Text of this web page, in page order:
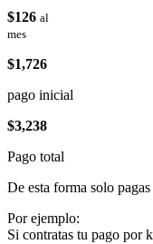
$126 al
mes
$1,726
pago inicial
$3,238
Pago total
De esta forma solo
Por ejemplo:
Si contratas tu pago por